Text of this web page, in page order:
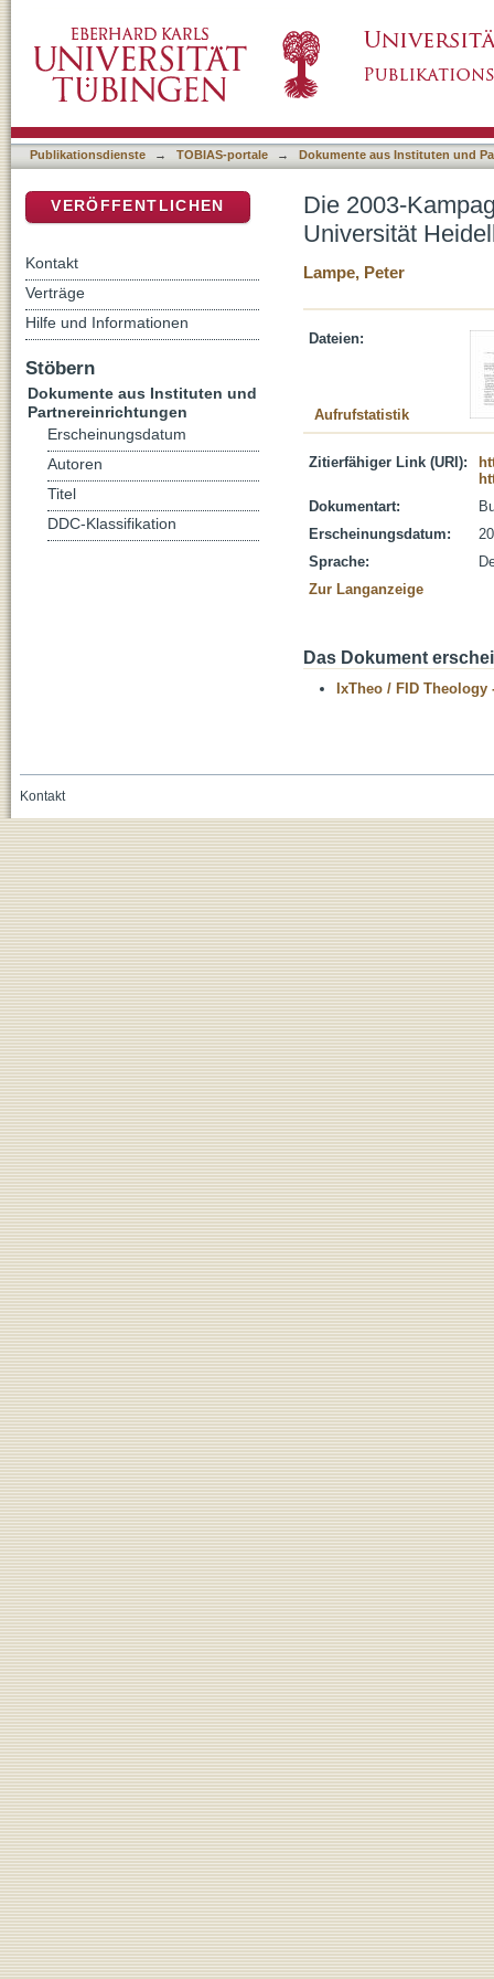
kurzer Vorausbericht
Publikationsdienste → TOBIAS-portale → Dokumente aus Instituten und
Die 2003-
Universität
Lampe, Peter
Dateien:
Aufrufstatistik
Zitierfähiger Link (URI):
Dokumentart:
Erscheinungsdatum:
Sprache:
Zur Langanzeige
Das Dokument
IxTheo / FID Theology
VERÖFFENTLICHEN
Kontakt
Verträge
Hilfe und Informationen
Stöbern
Dokumente aus Instituten und
Partnereinrichtungen
Erscheinungsdatum
Autoren
Titel
DDC-Klassifikation
Kontakt